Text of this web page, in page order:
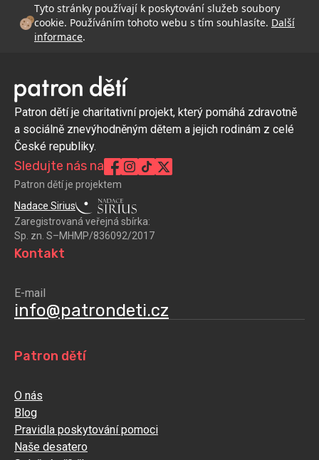
Tyto stránky používají k poskytování služeb soubory
cookie. Používáním tohoto webu s tím souhlasíte. Další
informace.
Patron dětí je charitativní projekt, který pomáhá zdravotně
a sociálně znevýhodněným dětem a jejich rodinám z celé
České republiky.
Sledujte nás na
Patron dětí je projektem
Nadace Sirius
Zaregistrovaná veřejná sbírka:
Sp. zn. S–MHMP/836092/2017
Patron dětí
O nás
Blog
Pravidla poskytování pomoci
Naše desatero
Kontakt
E-mail
info@patrondeti.cz